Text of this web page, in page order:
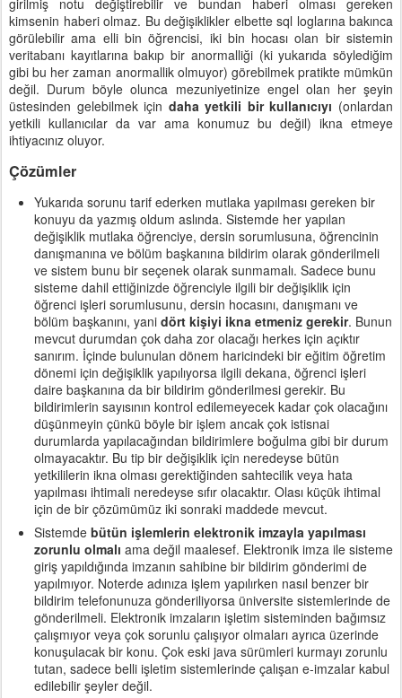
girilmiş notu değiştirebilir ve bundan haberi olması gereken
kimsenin haberi olmaz. Bu değişiklikler elbette sql loglarına bakınca
görülebilir ama elli bin öğrencisi, iki bin hocası olan bir sistemin
veritabanı kayıtlarına bakıp bir anormalliği (ki yukarıda söylediğim
gibi bu her zaman anormallik olmuyor) görebilmek pratikte mümkün
değil. Durum böyle olunca mezuniyetinize engel olan her şeyin
üstesinden gelebilmek için daha yetkili bir kullanıcıyı (onlardan
yetkili kullanıcılar da var ama konumuz bu değil) ikna etmeye
ihtiyacınız oluyor.
Çözümler
Yukarıda sorunu tarif ederken mutlaka yapılması gereken bir
konuyu da yazmış oldum aslında. Sistemde her yapılan
değişiklik mutlaka öğrenciye, dersin sorumlusuna, öğrencinin
danışmanına ve bölüm başkanına bildirim olarak gönderilmeli
ve sistem bunu bir seçenek olarak sunmamalı. Sadece bunu
sisteme dahil ettiğinizde öğrenciyle ilgili bir değişiklik için
öğrenci işleri sorumlusunu, dersin hocasını, danışmanı ve
bölüm başkanını, yani dört kişiyi ikna etmeniz gerekir. Bunun
mevcut durumdan çok daha zor olacağı herkes için açıktır
sanırım. İçinde bulunulan dönem haricindeki bir eğitim öğretim
dönemi için değişiklik yapılıyorsa ilgili dekana, öğrenci işleri
daire başkanına da bir bildirim gönderilmesi gerekir. Bu
bildirimlerin sayısının kontrol edilemeyecek kadar çok olacağını
düşünmeyin çünkü böyle bir işlem ancak çok istisnai
durumlarda yapılacağından bildirimlere boğulma gibi bir durum
olmayacaktır. Bu tip bir değişiklik için neredeyse bütün
yetkililerin ikna olması gerektiğinden sahtecilik veya hata
yapılması ihtimali neredeyse sıfır olacaktır. Olası küçük ihtimal
için de bir çözümümüz iki sonraki maddede mevcut.
Sistemde bütün işlemlerin elektronik imzayla yapılması
zorunlu olmalı ama değil maalesef. Elektronik imza ile sisteme
giriş yapıldığında imzanın sahibine bir bildirim gönderimi de
yapılmıyor. Noterde adınıza işlem yapılırken nasıl benzer bir
bildirim telefonunuza gönderiliyorsa üniversite sistemlerinde de
gönderilmeli. Elektronik imzaların işletim sisteminden bağımsız
çalışmıyor veya çok sorunlu çalışıyor olmaları ayrıca üzerinde
konuşulacak bir konu. Çok eski java sürümleri kurmayı zorunlu
tutan, sadece belli işletim sistemlerinde çalışan e-imzalar kabul
edilebilir şeyler değil.